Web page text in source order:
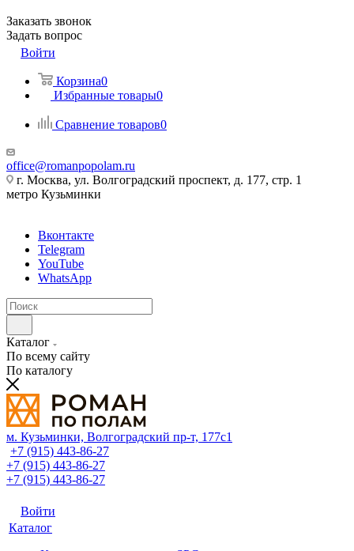
Заказать звонок
Задать вопрос
Войти
Корзина0
Избранные товары0
Сравнение товаров0
office@romanpopolam.ru
г. Москва, ул. Волгоградский проспект, д. 177, стр. 1
метро Кузьминки
Вконтакте
Telegram
YouTube
WhatsApp
Каталог
По всему сайту
По каталогу
м. Кузьминки, Волгоградский пр‑т, 177с1
+7 (915) 443-86-27
+7 (915) 443-86-27
+7 (915) 443-86-27
Войти
Каталог